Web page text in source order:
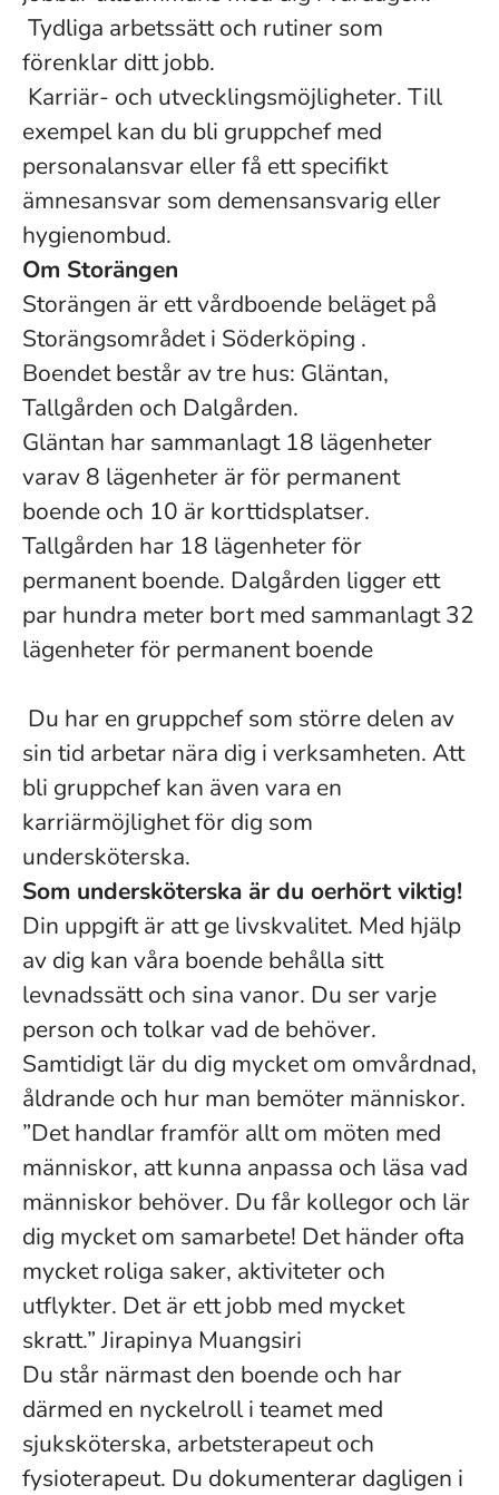
Tydliga arbetssätt och rutiner som
förenklar ditt jobb.
Karriär- och utvecklingsmöjligheter. Till
exempel kan du bli gruppchef med
personalansvar eller få ett specifikt
ämnesansvar som demensansvarig eller
hygienombud.
Om Storängen
Storängen är ett vårdboende beläget på
Storängsområdet i Söderköping .
Boendet består av tre hus: Gläntan,
Tallgården och Dalgården.
Gläntan har sammanlagt 18 lägenheter
varav 8 lägenheter är för permanent
boende och 10 är korttidsplatser.
Tallgården har 18 lägenheter för
permanent boende. Dalgården ligger ett
par hundra meter bort med sammanlagt 32
lägenheter för permanent boende
Du har en gruppchef som större delen av
sin tid arbetar nära dig i verksamheten. Att
bli gruppchef kan även vara en
karriärmöjlighet för dig som
undersköterska.
Som undersköterska är du oerhört viktig!
Din uppgift är att ge livskvalitet. Med hjälp
av dig kan våra boende behålla sitt
levnadssätt och sina vanor. Du ser varje
person och tolkar vad de behöver.
Samtidigt lär du dig mycket om omvårdnad,
åldrande och hur man bemöter människor.
”Det handlar framför allt om möten med
människor, att kunna anpassa och läsa vad
människor behöver. Du får kollegor och lär
dig mycket om samarbete! Det händer ofta
mycket roliga saker, aktiviteter och
utflykter. Det är ett jobb med mycket
skratt.” Jirapinya Muangsiri
Du står närmast den boende och har
därmed en nyckelroll i teamet med
sjuksköterska, arbetsterapeut och
fysioterapeut. Du dokumenterar dagligen i